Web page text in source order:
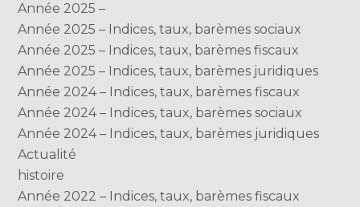
Année 2025 –
Année 2025 – Indices, taux, barèmes sociaux
Année 2025 – Indices, taux, barèmes fiscaux
Année 2025 – Indices, taux, barèmes juridiques
Année 2024 – Indices, taux, barèmes fiscaux
Année 2024 – Indices, taux, barèmes sociaux
Année 2024 – Indices, taux, barèmes juridiques
Actualité
histoire
Année 2022 – Indices, taux, barèmes fiscaux